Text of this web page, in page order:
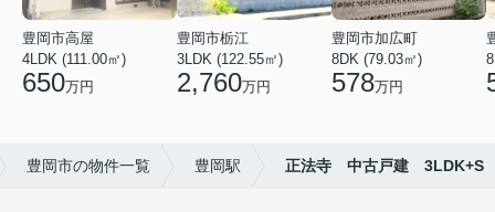
豊岡市高屋
4LDK (111.00㎡)
650万円
豊岡市栃江
3LDK (122.55㎡)
2,760万円
豊岡市加広町
8DK (79.03㎡)
578万円
豊岡市の物件一覧 豊岡駅 正法寺 中古戸建 3LDK+S